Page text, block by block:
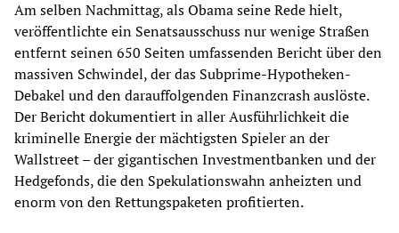
Am selben Nachmittag, als Obama seine Rede hielt,
veröffentlichte ein Senatsausschuss nur wenige Straßen
entfernt seinen 650 Seiten umfassenden Bericht über den
massiven Schwindel, der das Subprime-Hypotheken-
Debakel und den darauffolgenden Finanzcrash auslöste.
Der Bericht dokumentiert in aller Ausführlichkeit die
kriminelle Energie der mächtigsten Spieler an der
Wallstreet – der gigantischen Investmentbanken und der
Hedgefonds, die den Spekulationswahn anheizten und
enorm von den Rettungspaketen profitierten.